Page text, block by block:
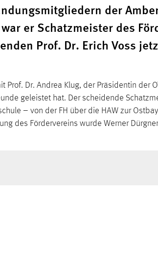
der
war er Schatzmeister des
Prof. Dr. Erich Voss
Dr. Andrea Klug, der Präsidentin der
geleistet hat. Der scheidende
– von der FH über die HAW zur
des Fördervereins wurde Werner